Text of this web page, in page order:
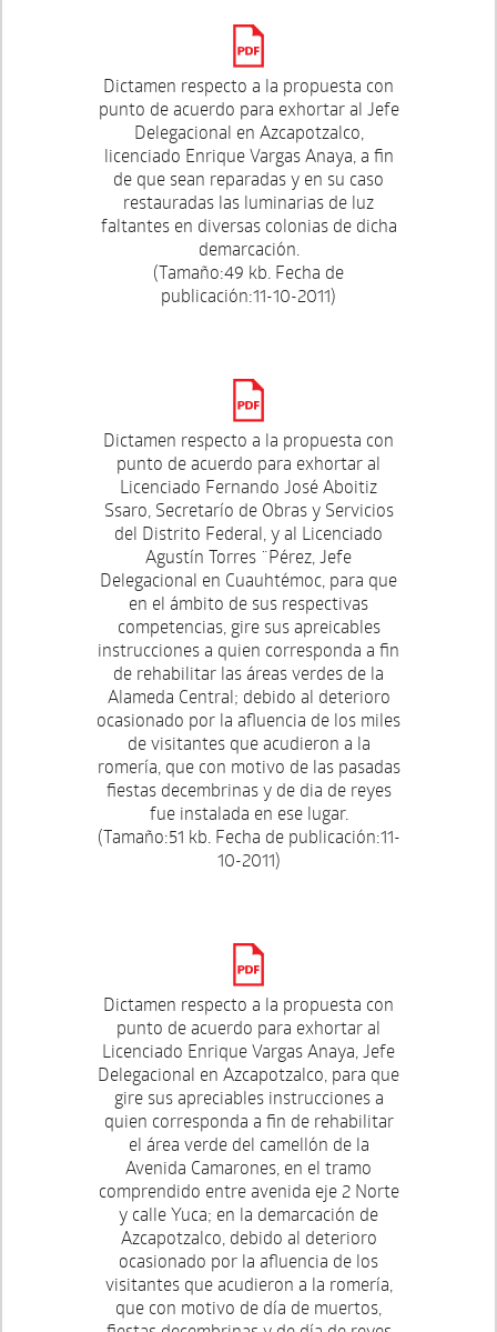
Dictamen respecto a la propuesta con
punto de acuerdo para exhortar al Jefe
Delegacional en Azcapotzalco,
licenciado Enrique Vargas Anaya, a fin
de que sean reparadas y en su caso
restauradas las luminarias de luz
faltantes en diversas colonias de dicha
demarcación.
(Tamaño:49 kb. Fecha de
publicación:11-10-2011)
Dictamen respecto a la propuesta con
punto de acuerdo para exhortar al
Licenciado Fernando José Aboitiz
Ssaro, Secretarío de Obras y Servicios
del Distrito Federal, y al Licenciado
Agustín Torres ¨Pérez, Jefe
Delegacional en Cuauhtémoc, para que
en el ámbito de sus respectivas
competencias, gire sus apreicables
instrucciones a quien corresponda a fin
de rehabilitar las áreas verdes de la
Alameda Central; debido al deterioro
ocasionado por la afluencia de los miles
de visitantes que acudieron a la
romería, que con motivo de las pasadas
fiestas decembrinas y de dia de reyes
fue instalada en ese lugar.
(Tamaño:51 kb. Fecha de publicación:11-
10-2011)
Dictamen respecto a la propuesta con
punto de acuerdo para exhortar al
Licenciado Enrique Vargas Anaya, Jefe
Delegacional en Azcapotzalco, para que
gire sus apreciables instrucciones a
quien corresponda a fin de rehabilitar
el área verde del camellón de la
Avenida Camarones, en el tramo
comprendido entre avenida eje 2 Norte
y calle Yuca; en la demarcación de
Azcapotzalco, debido al deterioro
ocasionado por la afluencia de los
visitantes que acudieron a la romería,
que con motivo de día de muertos,